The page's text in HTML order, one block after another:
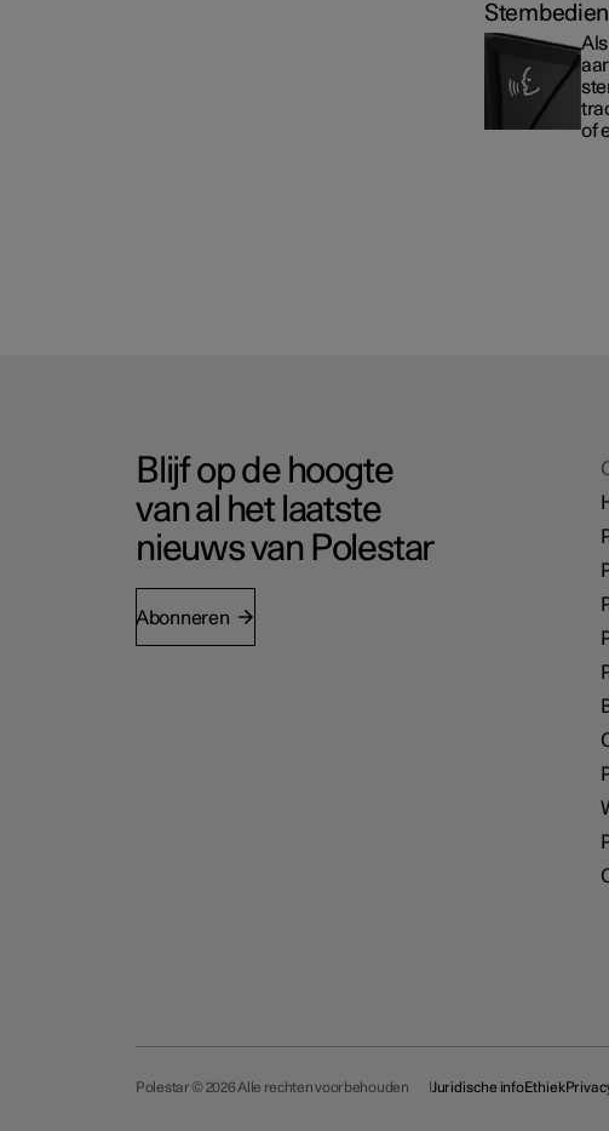
of
Blijf op de hoogte
van al het laatste
nieuws van Polestar
Abonneren
Polestar © 2026 Alle rechten voorbehouden Juridische infoEthiek